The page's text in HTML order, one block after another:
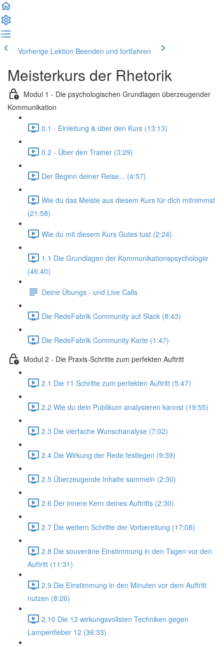
Vorherige Lektion Beenden und fortfahren
Meisterkurs der Rhetorik
Modul 1 - Die psychologischen Grundlagen überzeugender
Kommunikation
0.1 - Einleitung & über den Kurs (13:13)
0.2 - Über den Trainer (3:29)
Der Beginn deiner Reise... (4:57)
Wie du das Meiste aus diesem Kurs für dich mitnimmst
(21:58)
Wie du mit diesem Kurs Gutes tust (2:24)
1.1 Die Grundlagen der Kommunikationspsychologie
(46:40)
Deine Übungs - und Live Calls
Die RedeFabrik Community auf Slack (8:43)
Die RedeFabrik Community Karte (1:47)
Modul 2 - Die Praxis-Schritte zum perfekten Auftritt
2.1 Die 11 Schritte zum perfekten Auftritt (5:47)
2.2 Wie du dein Publikum analysieren kannst (19:55)
2.3 Die vierfache Wunschanalyse (7:02)
2.4 Die Wirkung der Rede festlegen (9:39)
2.5 Überzeugende Inhalte sammeln (2:30)
2.6 Der innere Kern deines Auftritts (2:30)
2.7 Die weitern Schritte der Vorbereitung (17:08)
2.8 Die souveräne Einstimmung in den Tagen vor den
Auftritt (11:31)
2.9 Die Einstimmung in den Minuten vor dem Auftritt
nutzen (8:26)
2.10 Die 12 wirkungsvollsten Techniken gegen
Lampenfieber 12 (36:33)